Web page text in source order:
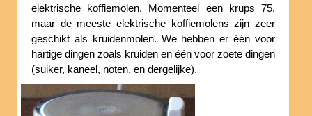
elektrische koffiemolen. Momenteel een krups 75,
maar de meeste elektrische koffiemolens zijn zeer
geschikt als kruidenmolen. We hebben er één voor
hartige dingen zoals kruiden en één voor zoete dingen
(suiker, kaneel, noten, en dergelijke).